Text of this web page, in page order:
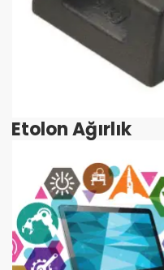
Etolon Ağırlık
İncele